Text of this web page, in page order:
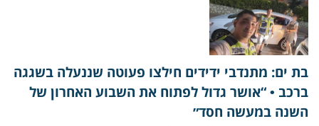
בת ים: מתנדבי ידידים חילצו פעוטה שננעלה בשגגה
ברכב • “אושר גדול לפתוח את השבוע האחרון של
השנה במעשה חסד״